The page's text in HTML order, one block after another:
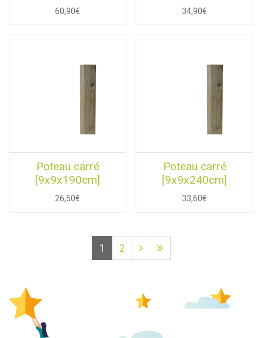
60,90€ 34,90€
Poteau carré
[9x9x190cm]
26,50€
Poteau carré
[9x9x240cm]
33,60€
1 Page
active
2Page
numéro
Page
suivante
Dernière
page